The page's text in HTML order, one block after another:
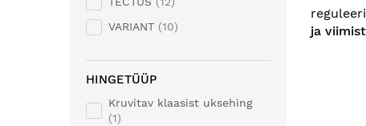
ja
VARIANT
10
HINGETÜÜP
Kruvitav klaasist uksehing
1